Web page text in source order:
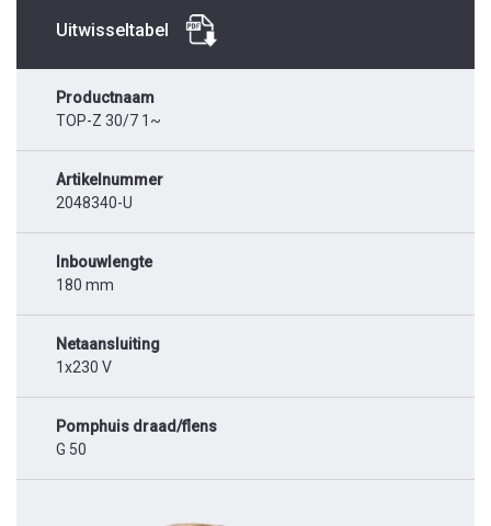
Uitwisseltabel
Productnaam
TOP-Z 30/7 1~
Artikelnummer
2048340-U
Inbouwlengte
180 mm
Netaansluiting
1x230 V
Pomphuis draad/flens
G 50